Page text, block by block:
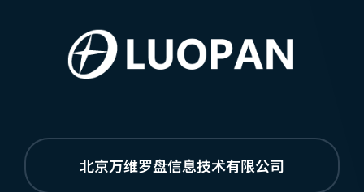
北京万维罗盘信息技术有限公司